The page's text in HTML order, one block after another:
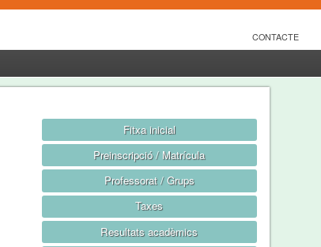
CONTACTE
Fitxa inicial
Preinscripció / Matrícula
Professorat / Grups
Taxes
Resultats acadèmics